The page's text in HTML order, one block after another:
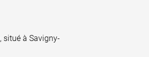
, situé à Savigny-